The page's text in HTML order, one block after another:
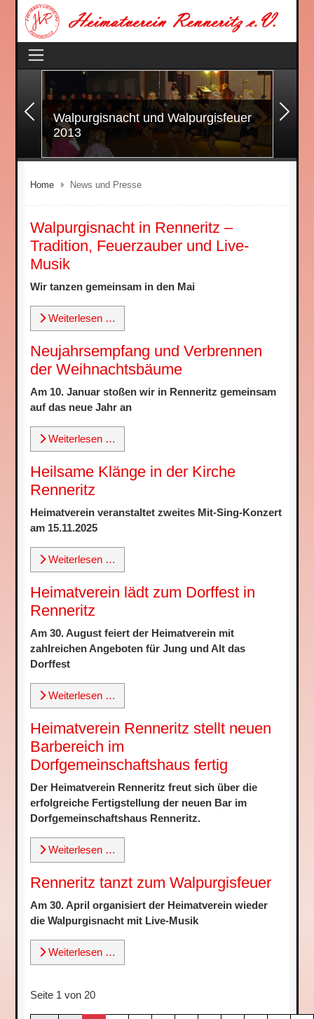
Zurück
Walpurgisnacht und Walpurgisfeuer
2013
Home News und Presse
Walpurgisnacht in Renneritz –
Tradition, Feuerzauber und Live-
Musik
Wir tanzen gemeinsam in den Mai
Weiterlesen …
Neujahrsempfang und Verbrennen
der Weihnachtsbäume
Am 10. Januar stoßen wir in Renneritz gemeinsam
auf das neue Jahr an
Weiterlesen …
Heilsame Klänge in der Kirche
Renneritz
Heimatverein veranstaltet zweites Mit-Sing-Konzert
am 15.11.2025
Weiterlesen …
Heimatverein lädt zum Dorffest in
Renneritz
Am 30. August feiert der Heimatverein mit
zahlreichen Angeboten für Jung und Alt das
Dorffest
Weiterlesen …
Heimatverein Renneritz stellt neuen
Barbereich im
Dorfgemeinschaftshaus fertig
Der Heimatverein Renneritz freut sich über die
erfolgreiche Fertigstellung der neuen Bar im
Dorfgemeinschaftshaus Renneritz.
Weiterlesen …
Renneritz tanzt zum Walpurgisfeuer
Am 30. April organisiert der Heimatverein wieder
die Walpurgisnacht mit Live-Musik
Weiterlesen …
Seite 1 von 20